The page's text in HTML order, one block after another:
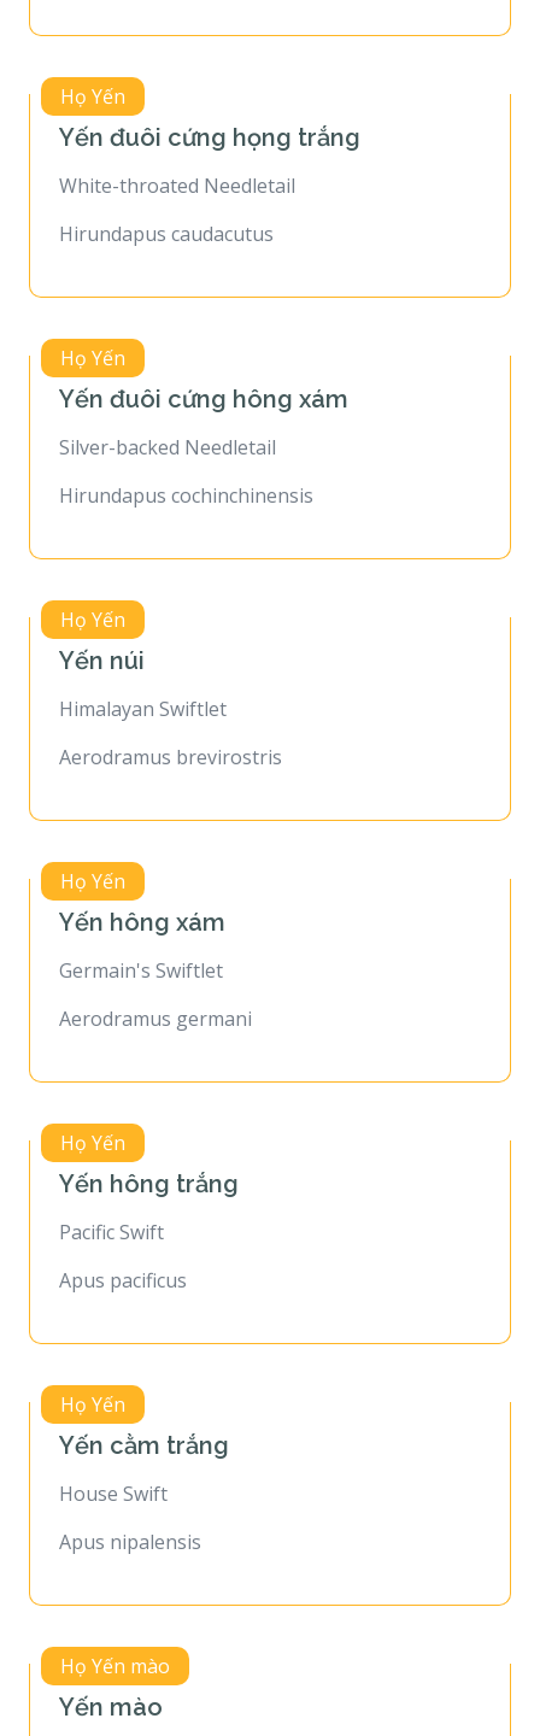
Họ Yến
Yến đuôi cứng họng trắng
White-throated Needletail
Hirundapus caudacutus
Họ Yến
Yến đuôi cứng hông xám
Silver-backed Needletail
Hirundapus cochinchinensis
Họ Yến
Yến núi
Himalayan Swiftlet
Aerodramus brevirostris
Họ Yến
Yến hông xám
Germain's Swiftlet
Aerodramus germani
Họ Yến
Yến hông trắng
Pacific Swift
Apus pacificus
Họ Yến
Yến cằm trắng
House Swift
Apus nipalensis
Họ Yến mào
Yến mào